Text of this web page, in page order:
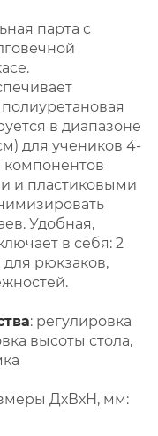
парта с
в диапазоне
для учеников 4-
компонентов
и пластиковыми
Удобная,
в себя: 2
для рюкзаков,
: регулировка
высоты стола,
ДхВхН, мм: